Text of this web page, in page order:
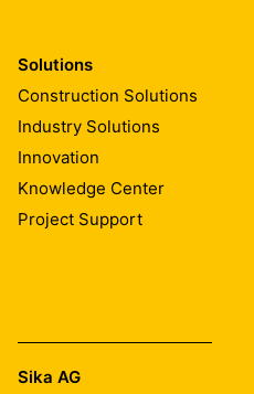
Solutions
Construction Solutions
Industry Solutions
Innovation
Knowledge Center
Project Support
Sika AG